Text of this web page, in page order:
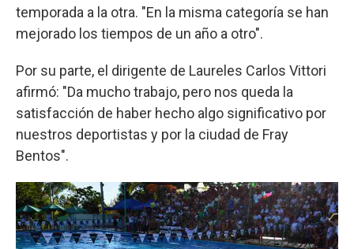
temporada a la otra. "En la misma categoría se han
mejorado los tiempos de un año a otro".
Por su parte, el dirigente de Laureles Carlos Vittori
afirmó: "Da mucho trabajo, pero nos queda la
satisfacción de haber hecho algo significativo por
nuestros deportistas y por la ciudad de Fray
Bentos".